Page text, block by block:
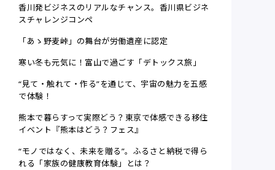
香川発ビジネスのリアルなチャンス。香川県ビジネ
スチャレンジコンペ
「あゝ野麦峠」の舞台が労働遺産に認定
寒い冬も元気に！富山で過ごす「デトックス旅」
“見て・触れて・作る”を通じて、宇宙の魅力を五感
で体験！
熊本で暮らすって実際どう？東京で体感できる移住
イベント『熊本はどう？フェス』
“モノではなく、未来を贈る”。ふるさと納税で得ら
れる「家族の健康教育体験」とは？